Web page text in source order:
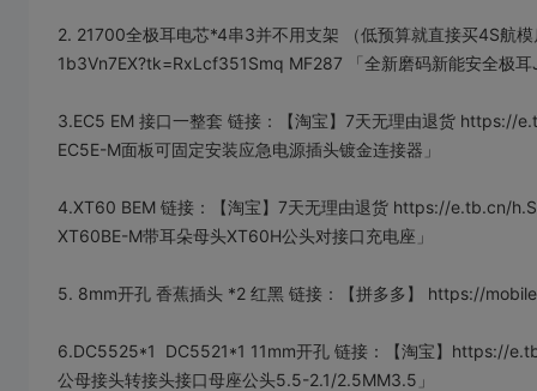
2. 21700全极耳电芯*4串3并不用支架 （低预算就直接买4S
1b3Vn7EX?tk=RxLcf351Smq MF287 「全新磨码新能安全极
3.EC5 EM 接口一整套 链接：【淘宝】7天无理由退货
EC5E-M面板可固定安装应急电源插头镀金连接器」
4.XT60 BEM 链接：【淘宝】7天无理由退货 https://e.tb.cn/
XT60BE-M带耳朵母头XT60H公头对接口充电座」
5. 8mm开孔 香蕉插头 *2 红黑 链接：【拼多多】 https://
6.DC5525*1 DC5521*1 11mm开孔 链接：【淘宝】https://
公母接头转接头接口母座公头5.5-2.1/2.5MM3.5」